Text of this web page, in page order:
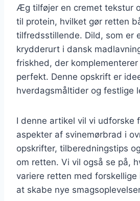
Æg tilføjer en cremet tekstur
til protein, hvilket gør retten
tilfredsstillende. Dild, som er
krydderurt i dansk
friskhed, der
perfekt. Denne opskrift er
hverdagsmåltider og festlige
I denne artikel vil vi udforske
aspekter af svinemørbrad i
opskrifter, tilberedningstips
om retten. Vi vil også se på,
variere retten med
at skabe nye